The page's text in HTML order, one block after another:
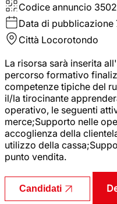
Codice annuncio
Data di pubblicazione
Città Locorotondo
La risorsa sarà inserita
percorso formativo
competenze tipiche del
il/la tirocinante
operativo, le seguenti
merce;Supporto nelle
accoglienza della
utilizzo della
punto vendita.
Candidati